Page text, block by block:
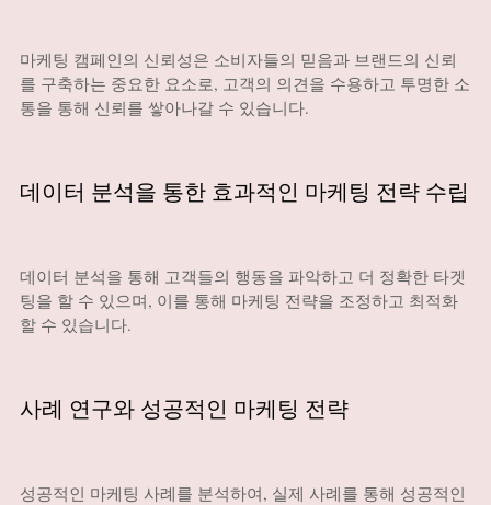
마케팅 캠페인의 신뢰성은 소비자들의 믿음과 브랜드의 신뢰
를 구축하는 중요한 요소로, 고객의 의견을 수용하고 투명한 소
통을 통해 신뢰를 쌓아나갈 수 있습니다.
데이터 분석을 통한 효과적인 마케팅 전략 수립
데이터 분석을 통해 고객들의 행동을 파악하고 더 정확한 타겟
팅을 할 수 있으며, 이를 통해 마케팅 전략을 조정하고 최적화
할 수 있습니다.
사례 연구와 성공적인 마케팅 전략
성공적인 마케팅 사례를 분석하여, 실제 사례를 통해 성공적인